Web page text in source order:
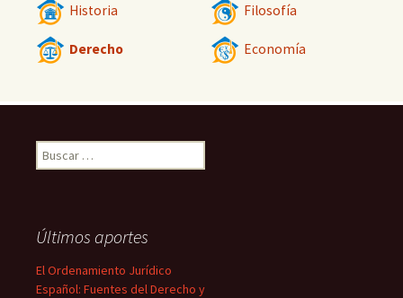
Historia Filosofía
Derecho Economía
Buscar:
Últimos aportes
El Ordenamiento Jurídico
Español: Fuentes del Derecho y